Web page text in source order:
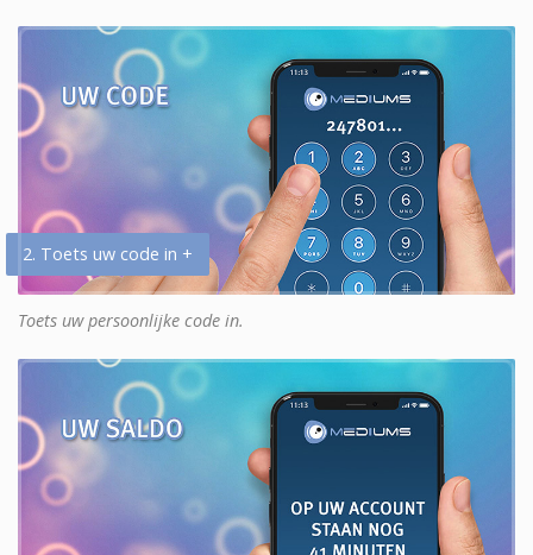
2. Toets uw code in +
Toets uw persoonlijke code in.